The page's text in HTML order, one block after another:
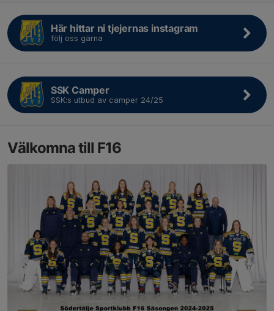
Här hittar ni tjejernas instagram
följ oss gärna
SSK Camper
SSK:s utbud av camper 24/25
Välkomna till F16